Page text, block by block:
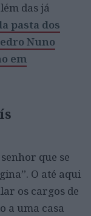
das já
pasta dos
Nuno
em
que se
O até aqui
os cargos de
a uma casa